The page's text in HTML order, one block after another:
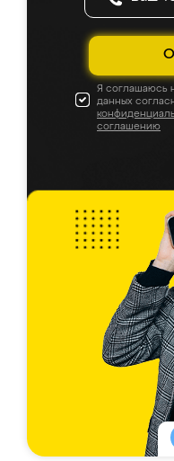
Я соглашаюсь
данных
соглашению